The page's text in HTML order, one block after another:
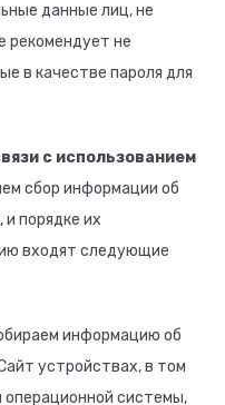
данные лиц, не
рекомендует не
в качестве пароля для
с использованием
сбор информации об
порядке их
входят следующие
информацию об
устройствах, в том
операционной системы,